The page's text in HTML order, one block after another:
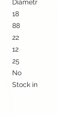
Diámetro:
18
88
22
12
25
No
Stock